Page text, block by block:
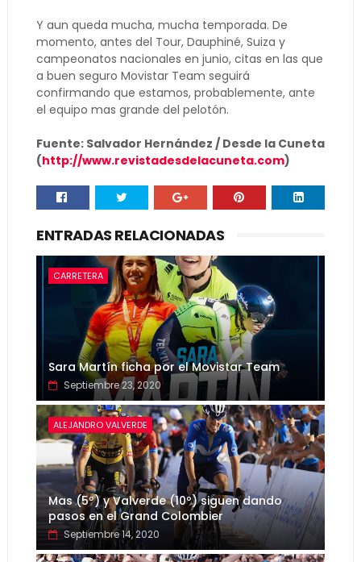
Y aun queda mucha, mucha temporada. De
momento, antes del Tour, Dauphiné, Suiza y
campeonatos nacionales en junio, citas en las que
a buen seguro Movistar Team seguirá
confirmando que estamos, probablemente, ante
el equipo mas grande del pelotón.
Fuente: Salvador Hernández / Desde la Cuneta
(http://www.revistadesdelacuneta.com)
ENTRADAS RELACIONADAS
CARRETERA
Sara Martín ficha por el Movistar Team
Septiembre 23, 2020
ALEJANDRO VALVERDE
Mas (5º) y Valverde (10º) siguen dando
pasos en el Grand Colombier
Septiembre 14, 2020